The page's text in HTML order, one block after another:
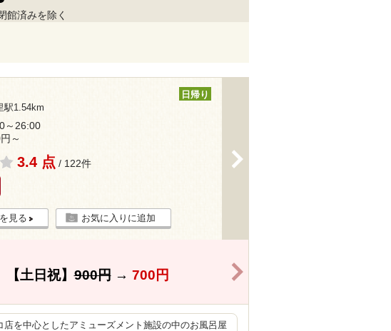
館済みを除く
駅1.54km
日帰り
～26:00
～
3.4 点 / 122件
見る お気に入りに追加
【土日祝】900円→ 700円
を中心としたアミューズメント施設の中のお風呂屋